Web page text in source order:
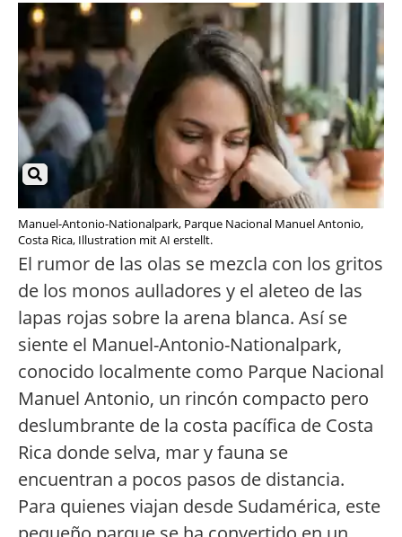
Manuel-Antonio-Nationalpark, Parque Nacional Manuel Antonio,
Costa Rica, Illustration mit AI erstellt.
El rumor de las olas se mezcla con los gritos
de los monos aulladores y el aleteo de las
lapas rojas sobre la arena blanca. Así se
siente el Manuel-Antonio-Nationalpark,
conocido localmente como Parque Nacional
Manuel Antonio, un rincón compacto pero
deslumbrante de la costa pacífica de Costa
Rica donde selva, mar y fauna se
encuentran a pocos pasos de distancia.
Para quienes viajan desde Sudamérica, este